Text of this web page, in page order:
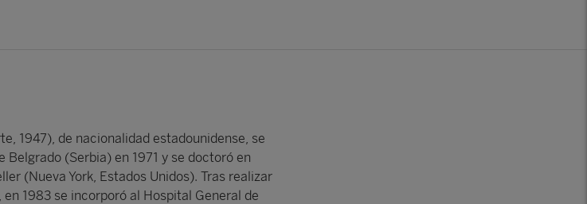
1947), de nacionalidad estadounidense, se
(Serbia) en 1971 y se doctoró en
(Nueva York, Estados Unidos). Tras realizar
1983 se incorporó al Hospital General de